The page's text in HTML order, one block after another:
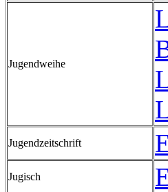
Jugendweihe
Jugendzeitschrift
Jugisch